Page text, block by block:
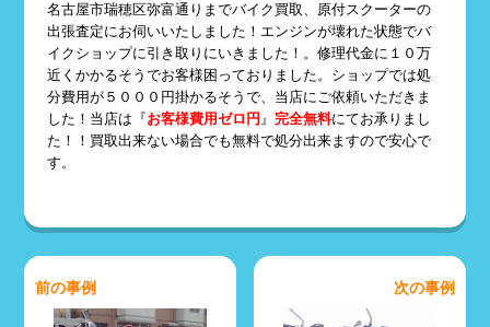
名古屋市瑞穂区弥富通りまでバイク買取、原付スクーターの
出張査定にお伺いいたしました！エンジンが壊れた状態でバ
イクショップに引き取りにいきました！。修理代金に１０万
近くかかるそうでお客様困っておりました。ショップでは処
分費用が５０００円掛かるそうで、当店にご依頼いただきま
した！当店は『お客様費用ゼロ円 』 完全無料にてお承りまし
た！！買取出来ない場合でも無料で処分出来ますので安心で
す。
前の事例 次の事例